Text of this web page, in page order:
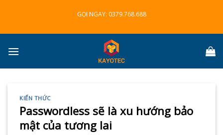
GỌI NGAY: 0379.768.688
KIẾN THỨC
Passwordless sẽ là xu hướng bảo
mật của tương lai